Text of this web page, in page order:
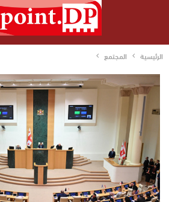
الرئيسية المجتمع